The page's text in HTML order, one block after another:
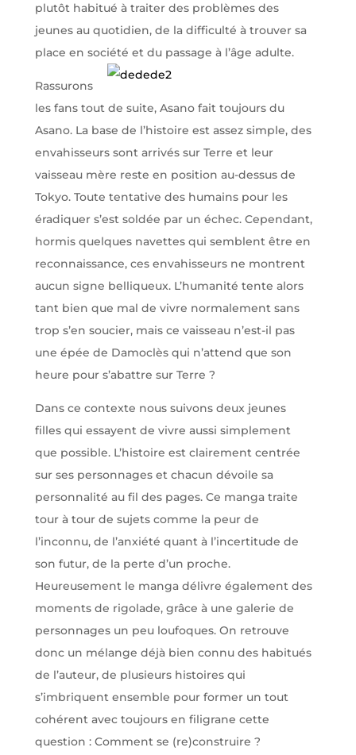
plutôt habitué à traiter des problèmes des
jeunes au quotidien, de la difficulté à trouver sa
place en société et du passage à l’âge adulte.
Rassurons
les fans tout de suite, Asano fait toujours du
Asano. La base de l’histoire est assez simple, des
envahisseurs sont arrivés sur Terre et leur
vaisseau mère reste en position au-dessus de
Tokyo. Toute tentative des humains pour les
éradiquer s’est soldée par un échec. Cependant,
hormis quelques navettes qui semblent être en
reconnaissance, ces envahisseurs ne montrent
aucun signe belliqueux. L’humanité tente alors
tant bien que mal de vivre normalement sans
trop s’en soucier, mais ce vaisseau n’est-il pas
une épée de Damoclès qui n’attend que son
heure pour s’abattre sur Terre ?
Dans ce contexte nous suivons deux jeunes
filles qui essayent de vivre aussi simplement
que possible. L’histoire est clairement centrée
sur ses personnages et chacun dévoile sa
personnalité au fil des pages. Ce manga traite
tour à tour de sujets comme la peur de
l’inconnu, de l’anxiété quant à l’incertitude de
son futur, de la perte d’un proche.
Heureusement le manga délivre également des
moments de rigolade, grâce à une galerie de
personnages un peu loufoques. On retrouve
donc un mélange déjà bien connu des habitués
de l’auteur, de plusieurs histoires qui
s’imbriquent ensemble pour former un tout
cohérent avec toujours en filigrane cette
question : Comment se (re)construire ?